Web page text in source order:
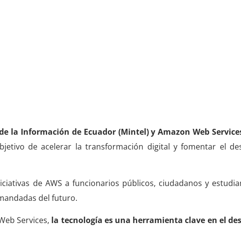
la Información de Ecuador (Mintel) y Amazon Web
de acelerar la transformación digital y fomentar el
de AWS a funcionarios públicos, ciudadanos y
del futuro.
Services, la tecnología es una herramienta clave en el